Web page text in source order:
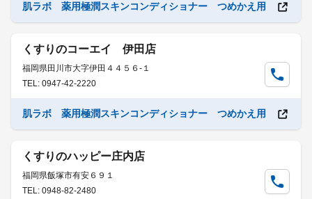
肌ラボ 薬用極潤スキンコンディショナー つめかえ用
くすりのコーエイ 伊田店
福岡県田川市大字伊田４４５６-１
TEL: 0947-42-2220
肌ラボ 薬用極潤スキンコンディショナー つめかえ用
くすりのハッピー庄内店
福岡県飯塚市有安６９１
TEL: 0948-82-2480